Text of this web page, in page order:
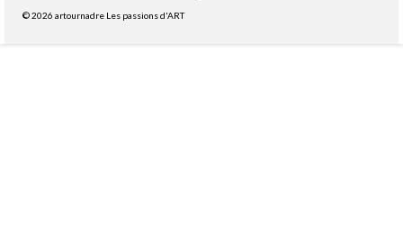
© 2026 artournadre Les passions d'ART